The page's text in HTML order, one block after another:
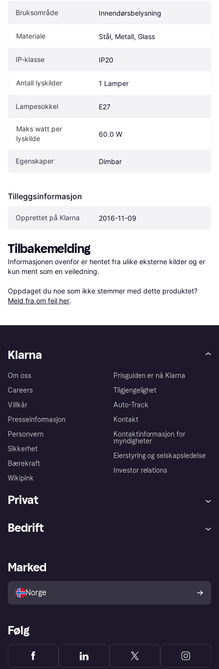
Bruksområde Innendørsbelysning
Materiale Stål, Metall, Glass
IP-klasse IP20
Antall lyskilder 1 Lamper
Lampesokkel E27
Maks watt per
lyskilde
60.0 W
Egenskaper Dimbar
Tilleggsinformasjon
Opprettet på Klarna 2016-11-09
Tilbakemelding
Informasjonen ovenfor er hentet fra ulike eksterne kilder og er
kun ment som en veiledning.
Oppdaget du noe som ikke stemmer med dette produktet?
Meld fra om feil her.
Klarna
Om oss
Careers
Villkår
Presseinformasjon
Personvern
Sikkerhet
Bærekraft
Wikipink
Prisguiden er nå Klarna
Tilgjengelighet
Auto-Track
Kontakt
Kontaktinformasjon for
myndigheter
Eierstyring og selskapsledelse
Investor relations
Privat
Utforsk butikker
Bedrift
Merchant portal
Marked
Norge
Følg